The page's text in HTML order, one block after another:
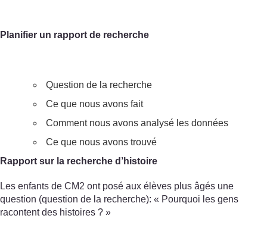
Planifier un rapport de recherche
Question de la recherche
Ce que nous avons fait
Comment nous avons analysé les données
Ce que nous avons trouvé
Rapport sur la recherche d’histoire
Les enfants de CM2 ont posé aux élèves plus âgés une
question (question de la recherche): « Pourquoi les gens
racontent des histoires ? »